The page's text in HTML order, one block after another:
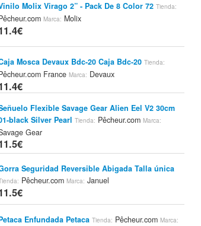
Molix Virago 2” - Pack De 8 Color 72 Tienda:
Marca: Molix
Mosca Devaux Bdc-20 Caja Bdc-20 Tienda:
France Marca: Devaux
Flexible Savage Gear Alien Eel V2 30cm
black Silver Pearl Tienda: Pêcheur.com Marca:
Gear
Seguridad Reversible Abigada Talla única
Pêcheur.com Marca: Januel
Enfundada Petaca Tienda: Pêcheur.com Marca: